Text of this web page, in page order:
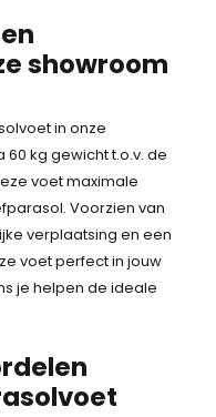
showroom
in onze
60 kg gewicht t.o.v. de
voet maximale
Voorzien van
verplaatsing en een
voet perfect in jouw
je helpen de ideale